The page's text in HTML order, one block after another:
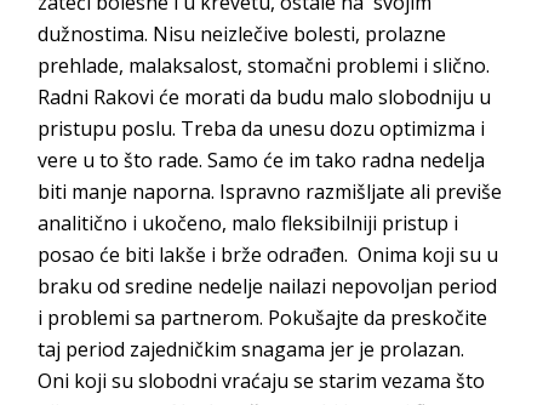
dužnostima. Nisu neizlečive bolesti, prolazne
prehlade, malaksalost, stomačni problemi i slično.
Radni Rakovi će morati da budu malo slobodniju u
pristupu poslu. Treba da unesu dozu optimizma i
vere u to što rade. Samo će im tako radna nedelja
biti manje naporna. Ispravno razmišljate ali previše
analitično i ukočeno, malo fleksibilniji pristup i
posao će biti lakše i brže odrađen. Onima koji su u
braku od sredine nedelje nailazi nepovoljan period
i problemi sa partnerom. Pokušajte da preskočite
taj period zajedničkim snagama jer je prolazan.
Oni koji su slobodni vraćaju se starim vezama što